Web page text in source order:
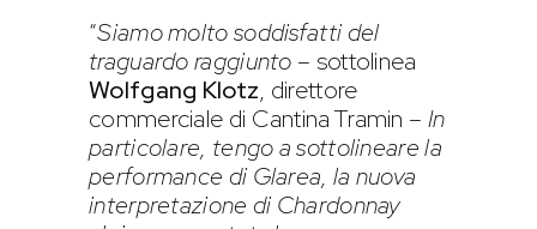
“Siamo molto soddisfatti del
traguardo raggiunto – sottolinea
Wolfgang Klotz, direttore
commerciale di Cantina Tramin – In
particolare, tengo a sottolineare la
performance di Glarea, la nuova
interpretazione di Chardonnay